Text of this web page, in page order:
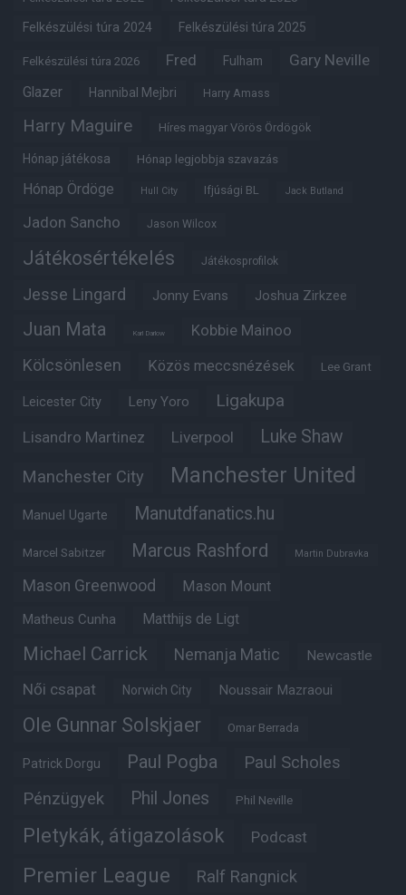
Felkészülési túra 2024 Felkészülési túra 2025
Felkészülési túra 2026 Fred Fulham Gary Neville
Glazer Hannibal Mejbri Harry Amass
Harry Maguire Híres magyar Vörös Ördögök
Hónap játékosa Hónap legjobbja szavazás
Hónap Ördöge Hull City Ifjúsági BL Jack Butland
Jadon Sancho Jason Wilcox
Játékosértékelés Játékosprofilok
Jesse Lingard Jonny Evans Joshua Zirkzee
Juan Mata Karl Darlow Kobbie Mainoo
Kölcsönlesen Közös meccsnézések Lee Grant
Leicester City Leny Yoro Ligakupa
Lisandro Martinez Liverpool Luke Shaw
Manchester City Manchester United
Manuel Ugarte Manutdfanatics.hu
Marcel Sabitzer Marcus Rashford Martin Dubravka
Mason Greenwood Mason Mount
Matheus Cunha Matthijs de Ligt
Michael Carrick Nemanja Matic Newcastle
Női csapat Norwich City Noussair Mazraoui
Ole Gunnar Solskjaer Omar Berrada
Patrick Dorgu Paul Pogba Paul Scholes
Pénzügyek Phil Jones Phil Neville
Pletykák, átigazolások Podcast
Premier League Ralf Rangnick